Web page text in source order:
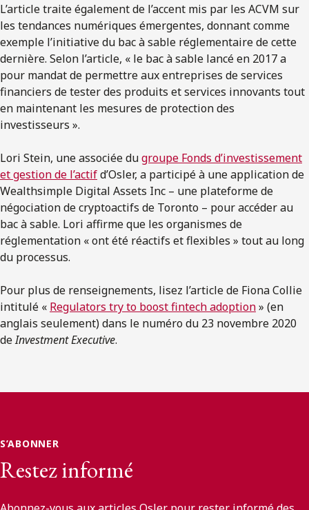
L’article traite également de l’accent mis par les ACVM sur
les tendances numériques émergentes, donnant comme
exemple l’initiative du bac à sable réglementaire de cette
dernière. Selon l’article, « le bac à sable lancé en 2017 a
pour mandat de permettre aux entreprises de services
financiers de tester des produits et services innovants tout
en maintenant les mesures de protection des
investisseurs ».
Lori Stein, une associée dugroupe Fonds d’investissement
et gestion de l’actifd’Osler, a participé à une application de
Wealthsimple Digital Assets Inc – une plateforme de
négociation de cryptoactifs de Toronto – pour accéder au
bac à sable. Lori affirme que les organismes de
réglementation « ont été réactifs et flexibles » tout au long
du processus.
Pour plus de renseignements, lisez l’article de Fiona Collie
intitulé « Regulators try to boost fintech adoption» (en
anglais seulement) dans le numéro du 23 novembre 2020
deInvestment Executive.
S’ABONNER
Restez informé